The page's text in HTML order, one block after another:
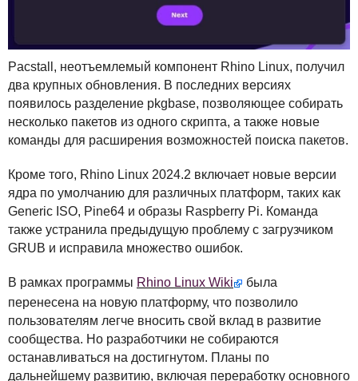
Pacstall, неотъемлемый компонент Rhino Linux, получил
два крупных обновления. В последних версиях
появилось разделение pkgbase, позволяющее собирать
несколько пакетов из одного скрипта, а также новые
команды для расширения возможностей поиска пакетов.
Кроме того, Rhino Linux 2024.2 включает новые версии
ядра по умолчанию для различных платформ, таких как
Generic ISO, Pine64 и образы Raspberry Pi. Команда
также устранила предыдущую проблему с загрузчиком
GRUB и исправила множество ошибок.
В рамках программы Rhino Linux Wiki
была
перенесена на новую платформу, что позволило
пользователям легче вносить свой вклад в развитие
сообщества. Но разработчики не собираются
останавливаться на достигнутом. Планы по
дальнейшему развитию, включая переработку основного